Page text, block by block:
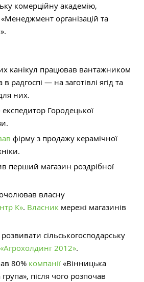
комерційну академію,
організацій та
канікул працював вантажником
в радгоспі — на заготівлі ягід та
них.
Городецької
фірму з продажу керамічної
перший магазин роздрібної
власну
К». Власник мережі магазинів
сільськогосподарську
«Агрохолдинг 2012».
80% компанії «Вінницька
після чого розпочав